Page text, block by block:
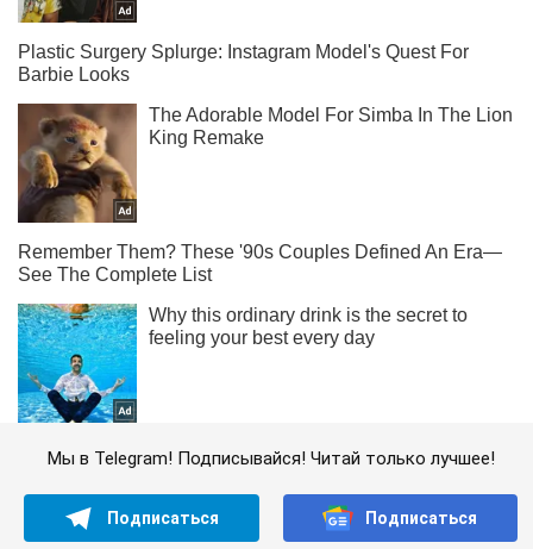
Мы в Telegram! Подписывайся! Читай только лучшее!
Подписаться Подписаться